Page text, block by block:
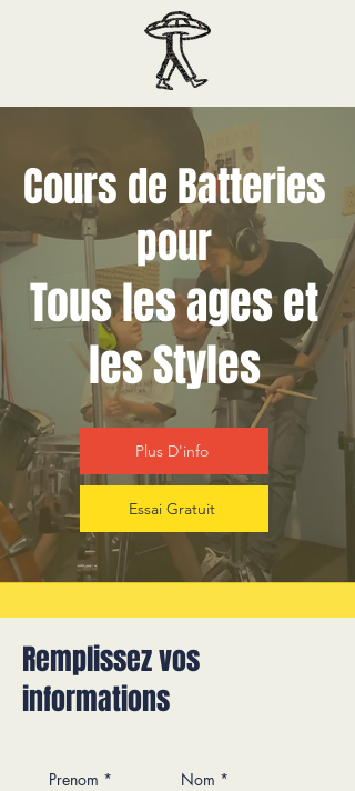
Cours de Batteries
pour
Tous les ages et
les Styles
Plus D'info
Essai Gratuit
Remplissez vos
informations
Prenom * Nom *